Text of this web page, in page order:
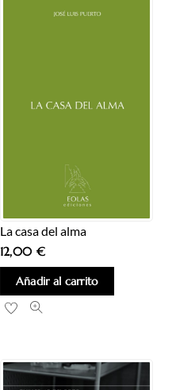
La casa del alma
12,00 €
Añadir al carrito